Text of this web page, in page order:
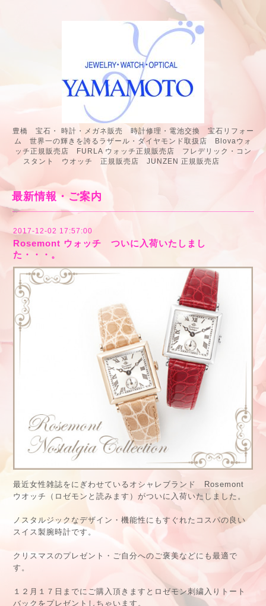
豊橋 宝石・ 時計・メガネ販売 時計修理・電池交換 宝石リフォー
ム 世界一の輝きを誇るラザール・ダイヤモンド取扱店 Blovaウォ
ッチ正規販売店 FURLA ウォッチ正規販売店 フレデリック・コン
スタント ウオッチ 正規販売店 JUNZEN 正規販売店
最新情報・ご案内
2017-12-02 17:57:00
Rosemont ウォッチ ついに入荷いたしまし
た・・・。
最近女性雑誌をにぎわせているオシャレブランド Rosemont
ウオッチ（ロゼモンと読みます）がついに入荷いたしました。
ノスタルジックなデザイン・機能性にもすぐれたコスパの良い
スイス製腕時計です。
クリスマスのプレゼント・ご自分へのご褒美などにも最適で
す。
１２月１７日までにご購入頂きますとロゼモン刺繍入りトート
バックをプレゼントしちゃいます。